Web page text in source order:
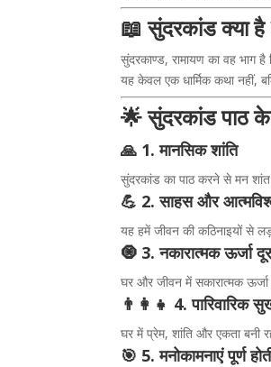
📖 सुंदरकांड क्या है
सुंदरकाण्ड, रामायण का वह भाग
यह केवल एक धार्मिक कथा नहीं,
🌟 सुंदरकांड पाठ
🙏 1. मानसिक शांति
सुंदरकांड का पाठ करने से मन
💪 2. साहस और
यह हमें जीवन की कठिनाइयों से
🧿 3. नकारात्मक ऊर्जा
घर और जीवन में सकारात्मक ऊर्जा
👨‍👩‍👧 4. पारिवारिक
घर में प्रेम, शांति और एकता बनी
🎯 5. मनोकामनाएं पूर्ण